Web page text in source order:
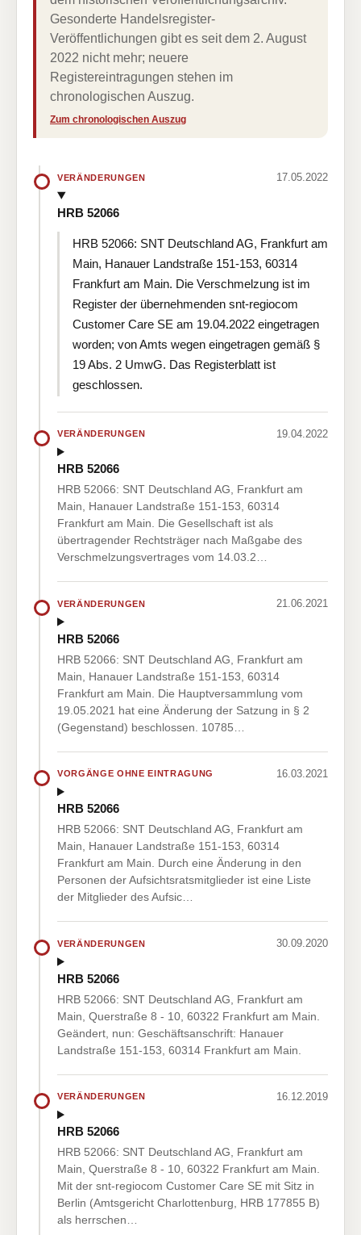
Gesonderte Handelsregister-
Veröffentlichungen gibt es seit dem 2. August
2022 nicht mehr; neuere
Registereintragungen stehen im
chronologischen Auszug.
Zum chronologischen Auszug
VERÄNDERUNGEN 17.05.2022
HRB 52066
HRB 52066: SNT Deutschland AG, Frankfurt am
Main, Hanauer Landstraße 151-153, 60314
Frankfurt am Main. Die Verschmelzung ist im
Register der übernehmenden snt-regiocom
Customer Care SE am 19.04.2022 eingetragen
worden; von Amts wegen eingetragen gemäß §
19 Abs. 2 UmwG. Das Registerblatt ist
geschlossen.
VERÄNDERUNGEN 19.04.2022
HRB 52066
HRB 52066: SNT Deutschland AG, Frankfurt am
Main, Hanauer Landstraße 151-153, 60314
Frankfurt am Main. Die Gesellschaft ist als
übertragender Rechtsträger nach Maßgabe des
Verschmelzungsvertrages vom 14.03.2…
VERÄNDERUNGEN 21.06.2021
HRB 52066
HRB 52066: SNT Deutschland AG, Frankfurt am
Main, Hanauer Landstraße 151-153, 60314
Frankfurt am Main. Die Hauptversammlung vom
19.05.2021 hat eine Änderung der Satzung in § 2
(Gegenstand) beschlossen. 10785…
VORGÄNGE OHNE EINTRAGUNG 16.03.2021
HRB 52066
HRB 52066: SNT Deutschland AG, Frankfurt am
Main, Hanauer Landstraße 151-153, 60314
Frankfurt am Main. Durch eine Änderung in den
Personen der Aufsichtsratsmitglieder ist eine Liste
der Mitglieder des Aufsic…
VERÄNDERUNGEN 30.09.2020
HRB 52066
HRB 52066: SNT Deutschland AG, Frankfurt am
Main, Querstraße 8 - 10, 60322 Frankfurt am Main.
Geändert, nun: Geschäftsanschrift: Hanauer
Landstraße 151-153, 60314 Frankfurt am Main.
VERÄNDERUNGEN 16.12.2019
HRB 52066
HRB 52066: SNT Deutschland AG, Frankfurt am
Main, Querstraße 8 - 10, 60322 Frankfurt am Main.
Mit der snt-regiocom Customer Care SE mit Sitz in
Berlin (Amtsgericht Charlottenburg, HRB 177855 B)
als herrschen…